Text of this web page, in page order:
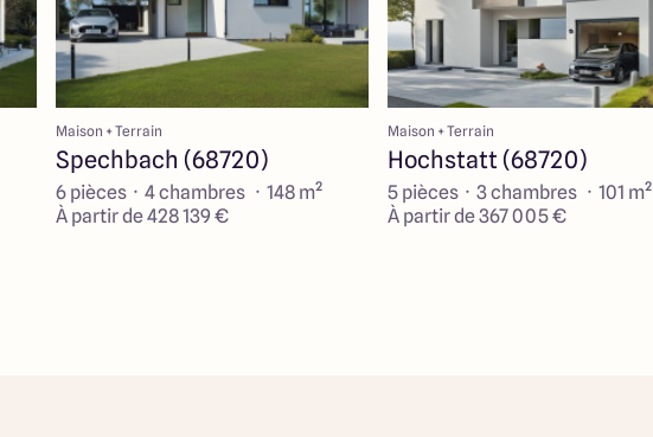
Maison + Terrain
Spechbach (68720)
6 pièces · 4 chambres · 148 m²
À partir de 428 139 €
Maison + Terrain
Hochstatt (68720)
5 pièces · 3 chambres · 101 m²
À partir de 367 005 €